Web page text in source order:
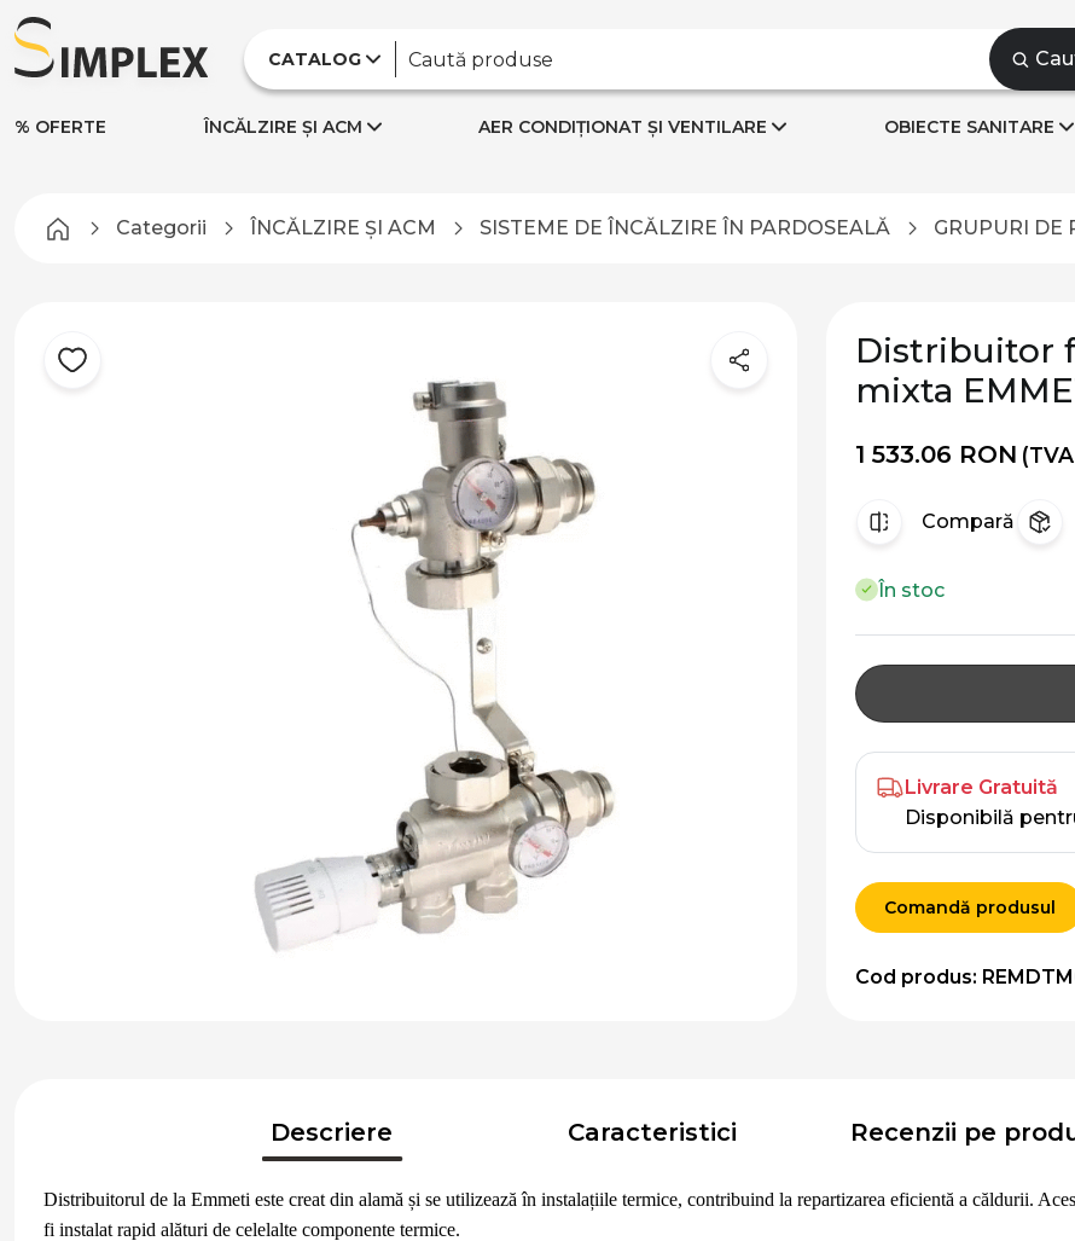
CATALOG
% OFERTE ÎNCĂLZIRE ȘI ACM AER CONDIȚIONAT ȘI VENTILARE OBIECTE SANITARE
Categorii ÎNCĂLZIRE ȘI ACM SISTEME DE ÎNCĂLZIRE ÎN PARDOSEALĂ GRUPURI DE
Distribuitor
mixta
1 533.06 RON
Compară
În stoc
Livrare Gratuită
Disponibilă
Comandă produsul
Cod produs:
Descriere Caracteristici Recenzii pe
Distribuitorul de la Emmeti este creat din alamă și se utilizează în instalațiile termice, contribuind la repartizarea eficientă a căldurii.
fi instalat rapid alături de celelalte componente termice.